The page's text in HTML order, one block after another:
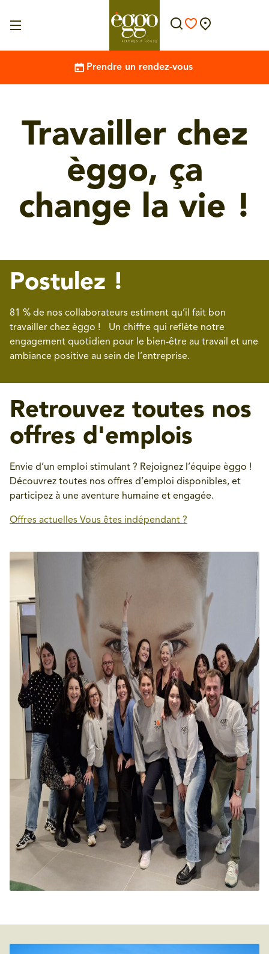
Prendre un rendez-vous
Travailler chez
èggo, ça
change la vie !
Postulez !
81 % de nos collaborateurs estiment qu’il fait bon
travailler chez èggo ! Un chiffre qui reflète notre
engagement quotidien pour le bien-être au travail et une
ambiance positive au sein de l’entreprise.
Retrouvez toutes nos
offres d'emplois
Envie d’un emploi stimulant ? Rejoignez l’équipe èggo !
Découvrez toutes nos offres d’emploi disponibles, et
participez à une aventure humaine et engagée.
Offres actuelles Vous êtes indépendant ?